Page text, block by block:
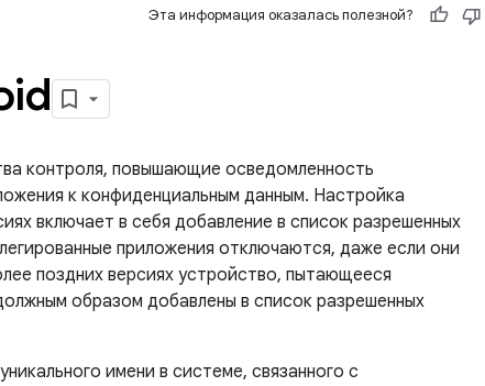
Эта информация оказалась полезной?
контроля, повышающие осведомленность
к конфиденциальным данным. Настройка
включает в себя добавление в список разрешенных
приложения отключаются, даже если они
поздних версиях устройство, пытающееся
образом добавлены в список разрешенных
имени в системе, связанного с